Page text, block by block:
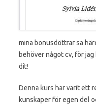
mina bonusdöttrar sa
behöver något cv, för
dit!
Denna kurs har varit ett
kunskaper för egen del